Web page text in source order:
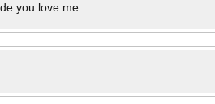
you love me